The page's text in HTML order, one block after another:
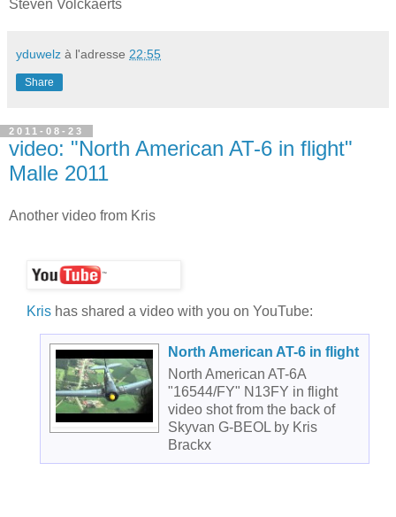
Steven Volckaerts
yduwelz à l'adresse 22:55
Share
2011-08-23
video: "North American AT-6 in flight"
Malle 2011
Another video from Kris
Kris has shared a video with you on YouTube:
North American AT-6 in flight
North American AT-6A
"16544/FY" N13FY in flight
video shot from the back of
Skyvan G-BEOL by Kris
Brackx